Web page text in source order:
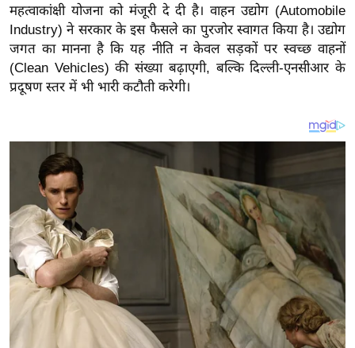
ब
ज
ट
खे
ल
के
P
L
2
0
6
क्रा
महत्वाकांक्षी योजना को मंजूरी दे दी है। वाहन उद्योग (Automobile
Industry) ने सरकार के इस फैसले का पुरजोर स्वागत किया है। उद्योग
जगत का मानना है कि यह नीति न केवल सड़कों पर स्वच्छ वाहनों
(Clean Vehicles) की संख्या बढ़ाएगी, बल्कि दिल्ली-एनसीआर के
प्रदूषण स्तर में भी भारी कटौती करेगी।